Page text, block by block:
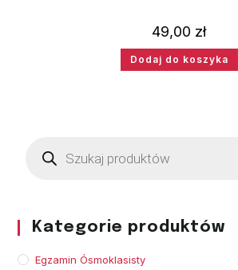
49,00 zł
Dodaj do koszyka
Kategorie produktów
Egzamin Ósmoklasisty